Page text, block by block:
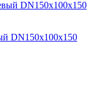
DN150х100х150